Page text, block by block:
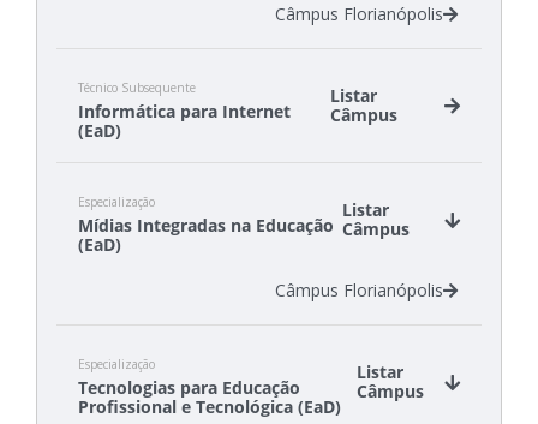
Câmpus Florianópolis
Técnico Subsequente
Informática para Internet
(EaD)
Listar
Câmpus
Câmpus São Lourenço do Oeste
Especialização
Mídias Integradas na Educação
(EaD)
Listar
Câmpus
Câmpus Florianópolis
Especialização
Tecnologias para Educação
Profissional e Tecnológica (EaD)
Listar
Câmpus